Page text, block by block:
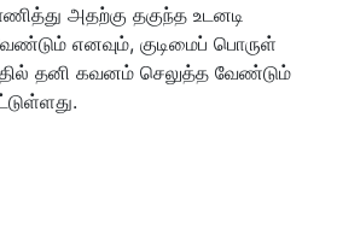
அதற்கு தகுந்த உடனடி
எனவும், குடிமைப் பொருள்
தனி கவனம் செலுத்த வேண்டும்